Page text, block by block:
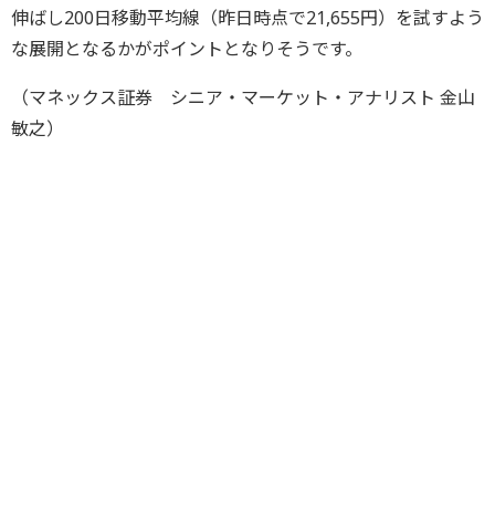
伸ばし200日移動平均線（昨日時点で21,655円）を試すよう
な展開となるかがポイントとなりそうです。
（マネックス証券 シニア・マーケット・アナリスト 金山
敏之）